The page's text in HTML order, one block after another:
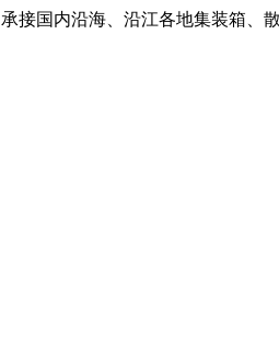
承接国内沿海、沿江各地集装箱、